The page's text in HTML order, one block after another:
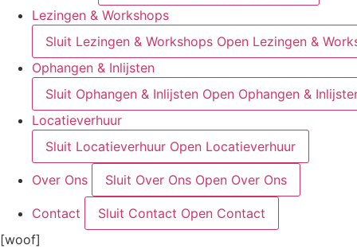
Lezingen & Workshops
Sluit Lezingen & Workshops Open Lezingen &
Ophangen & Inlijsten
Sluit Ophangen & Inlijsten Open Ophangen &
Locatieverhuur
Sluit Locatieverhuur Open Locatieverhuur
Over Ons Sluit Over Ons Open Over Ons
Contact Sluit Contact Open Contact
[woof]